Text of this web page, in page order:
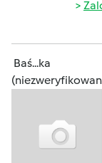
Baś...ka